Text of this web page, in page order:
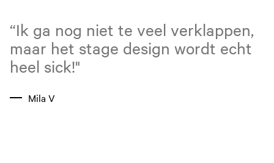
“Ik ga nog niet te veel verklappen,
maar het stage design wordt echt
heel sick!"
Mila V